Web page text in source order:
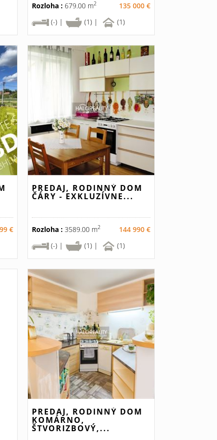
Rozloha : 679.00 m2
135 000 €
(-) |
(1) | (1)
€
PREDAJ, RODINNÝ DOM
ČÁRY - EXKLUZÍVNE...
Rozloha : 3589.00 m2
144 990 €
(-) |
(1) | (1)
PREDAJ, RODINNÝ DOM
KOMÁRNO,
ŠTVORIZBOVÝ,...